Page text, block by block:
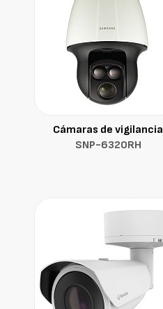
Cámaras de vigilancia
SNP-6320RH